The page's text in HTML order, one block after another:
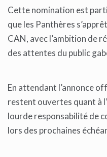
Cette nomination est
que les Panthères
CAN, avec l’ambition de
des attentes du public
En attendant l’annonce
restent ouvertes quant à
lourde responsabilité de
lors des prochaines